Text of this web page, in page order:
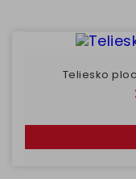
Teliesko